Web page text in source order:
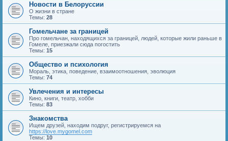
Новости в Белоруссии
О жизни в стране
Темы: 28
Гомельчане за границей
Про гомельчан, находящихся за границей, людей, которые жили раньше в
Гомеле, приезжали сюда погостить
Темы: 15
Общество и психология
Мораль, этика, поведение, взаимоотношения, эволюция
Темы: 74
Увлечения и интересы
Кино, книги, театр, хобби
Темы: 83
Знакомства
Ищем друзей, находим подруг, регистрируемся на
https://love.mygomel.com
Темы: 10